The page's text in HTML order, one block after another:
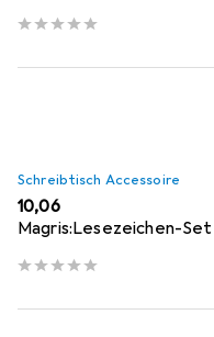
Schreibtisch Accessoire
EUR
10,06
Magris:Lesezeichen-